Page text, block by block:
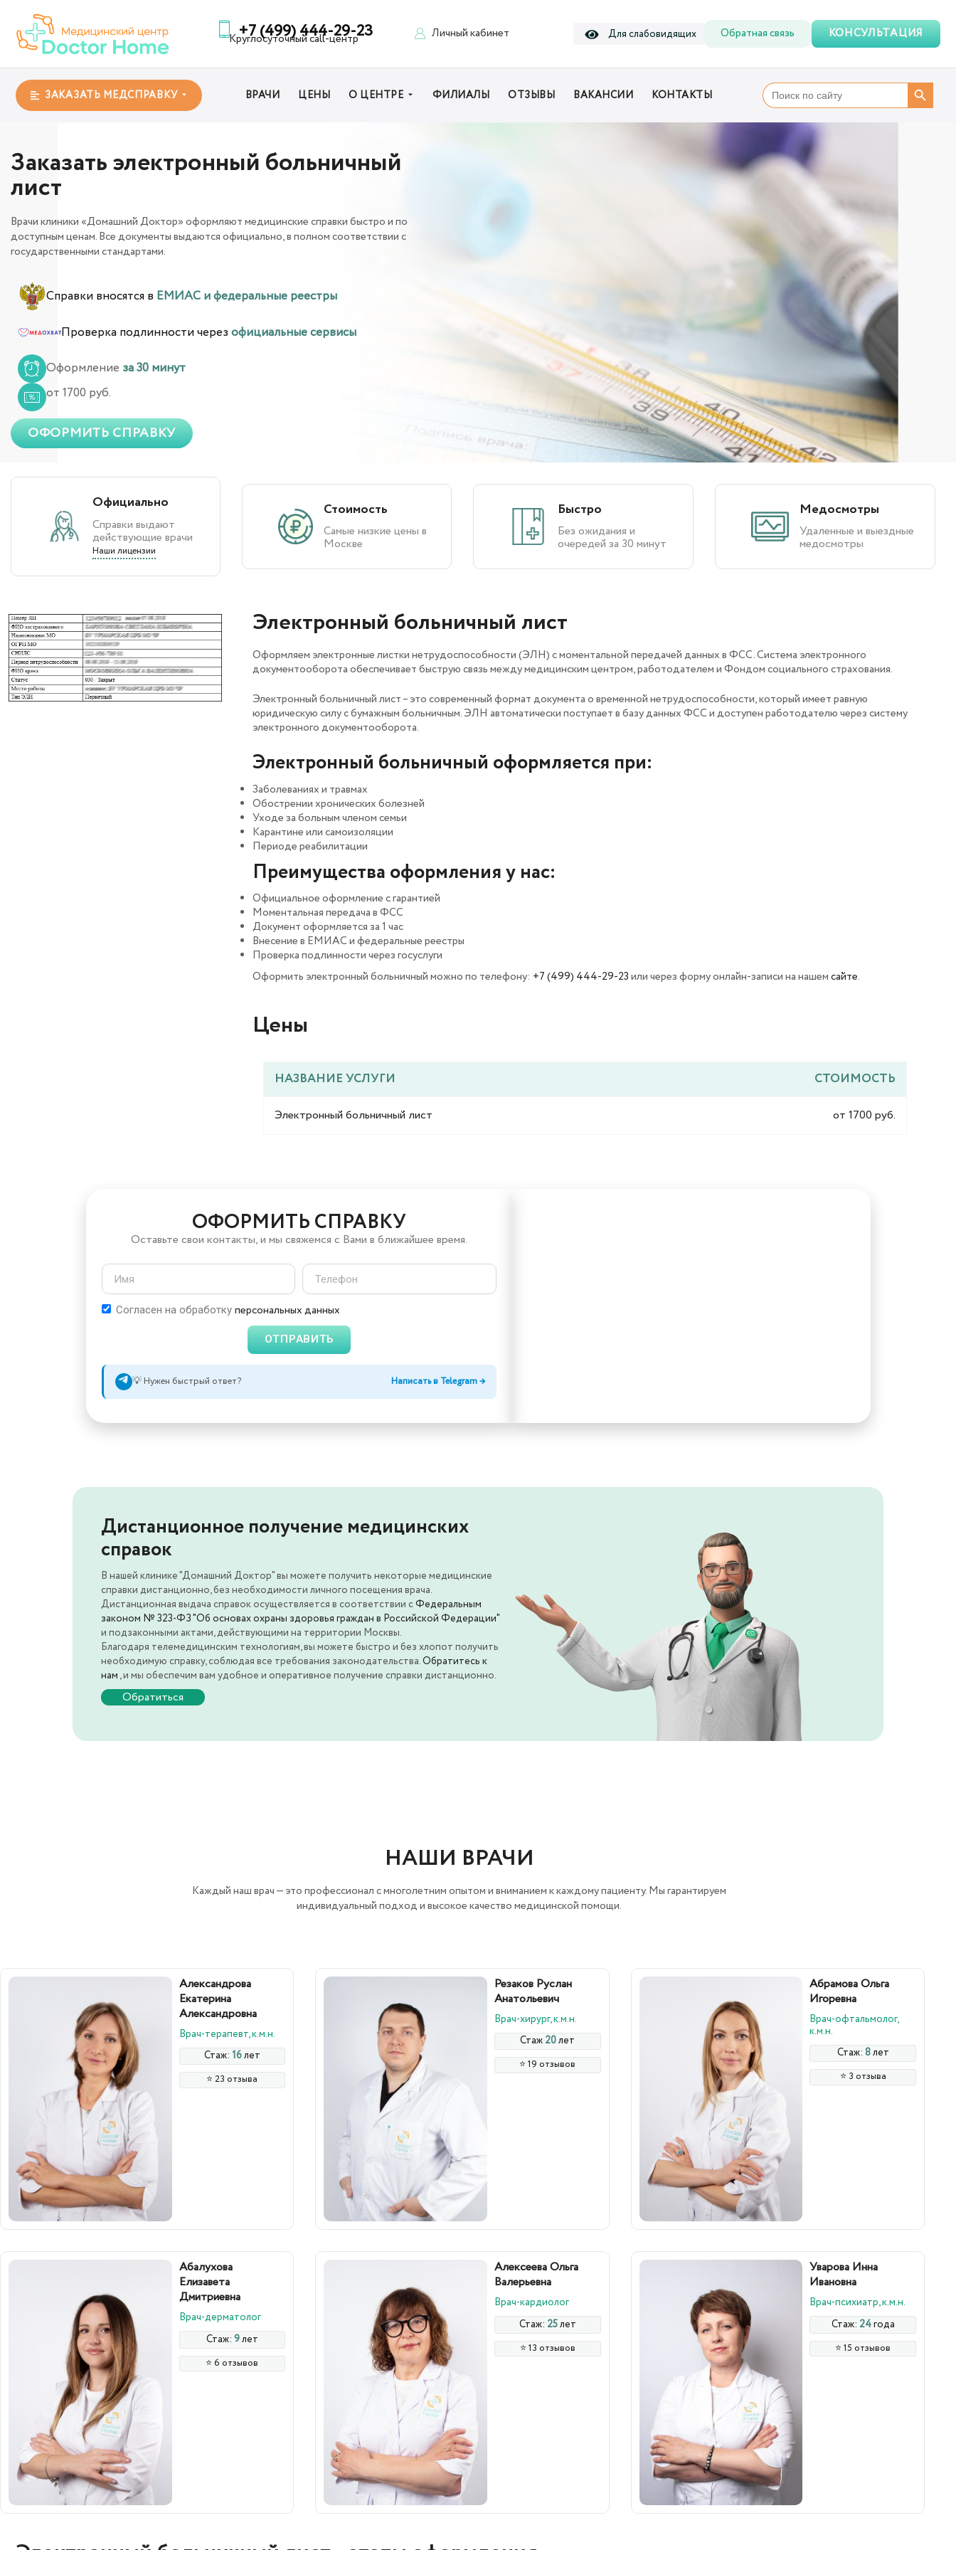
+7 (499) 444-29-23
Круглосуточный call-центр Личный кабинет Для слабовидящих Обратная связь КОНСУЛЬТАЦИЯ
ЗАКАЗАТЬ МЕДСПРАВКУ ВРАЧИ ЦЕНЫ О ЦЕНТРЕ ФИЛИАЛЫ ОТЗЫВЫ ВАКАНСИИ КОНТАКТЫ
Search
for:
SEARCH BUTTON
Заказать электронный больничный
лист
Врачи клиники «Домашний Доктор» оформляют медицинские справки быстро и по
доступным ценам. Все документы выдаются официально, в полном соответствии с
государственными стандартами.
Справки вносятся в ЕМИАС и федеральные реестры
Проверка подлинности через официальные сервисы
Оформление за 30 минут
от 1700 руб.
ОФОРМИТЬ СПРАВКУ
Официально
Справки выдают
действующие врачи
Наши лицензии
Стоимость
Самые низкие цены в
Москве
Быстро
Без ожидания и
очередей за 30 минут
Медосмотры
Удаленные и выездные
медосмотры
Электронный больничный лист
Оформляем электронные листки нетрудоспособности (ЭЛН) с моментальной передачей данных в ФСС. Система электронного
документооборота обеспечивает быструю связь между медицинским центром, работодателем и Фондом социального страхования.
Электронный больничный лист – это современный формат документа о временной нетрудоспособности, который имеет равную
юридическую силу с бумажным больничным. ЭЛН автоматически поступает в базу данных ФСС и доступен работодателю через систему
электронного документооборота.
Электронный больничный оформляется при:
Заболеваниях и травмах
Обострении хронических болезней
Уходе за больным членом семьи
Карантине или самоизоляции
Периоде реабилитации
Преимущества оформления у нас:
Официальное оформление с гарантией
Моментальная передача в ФСС
Документ оформляется за 1 час
Внесение в ЕМИАС и федеральные реестры
Проверка подлинности через госуслуги
Оформить электронный больничный можно по телефону: +7 (499) 444-29-23или через форму онлайн-записи на нашемсайте.
Цены​
НАЗВАНИЕ УСЛУГИ СТОИМОСТЬ
Электронный больничный лист от 1700 руб.
ОФОРМИТЬ СПРАВКУ
Оставьте свои контакты, и мы свяжемся с Вами в ближайшее время.
Согласен на обработку персональных данных
ОТПРАВИТЬ
💡 Нужен быстрый ответ? Написать в Telegram →
Дистанционное получение медицинских
справок
В нашей клинике "Домашний Доктор" вы можете получить некоторые медицинские
справки дистанционно, без необходимости личного посещения врача.
Дистанционная выдача справок осуществляется в соответствии сФедеральным
законом № 323-ФЗ "Об основах охраны здоровья граждан в Российской Федерации"
и подзаконными актами, действующими на территории Москвы.
Благодаря телемедицинским технологиям, вы можете быстро и без хлопот получить
необходимую справку, соблюдая все требования законодательства.Обратитесь к
нам , и мы обеспечим вам удобное и оперативное получение справки дистанционно.
Обратиться
НАШИ ВРАЧИ
Каждый наш врач — это профессионал с многолетним опытом и вниманием к каждому пациенту. Мы гарантируем
индивидуальный подход и высокое качество медицинской помощи.
Александрова
Екатерина
Александровна
Врач-терапевт, к.м.н.
Стаж: 16лет
⭐️ 23 отзыва
Резаков Руслан
Анатольевич
Врач-хирург, к.м.н.
Стаж 20лет
⭐️ 19 отзывов
Абрамова Ольга
Игоревна
Врач-офтальмолог,
к.м.н.
Стаж: 8лет
⭐️ 3 отзыва
Абалухова
Елизавета
Дмитриевна
Врач-дерматолог
Стаж: 9лет
⭐️ 6 отзывов
Алексеева Ольга
Валерьевна
Врач-кардиолог
Стаж: 25лет
⭐️ 13 отзывов
Уварова Инна
Ивановна
Врач-психиатр, к.м.н.
Стаж: 24года
⭐️ 15 отзывов